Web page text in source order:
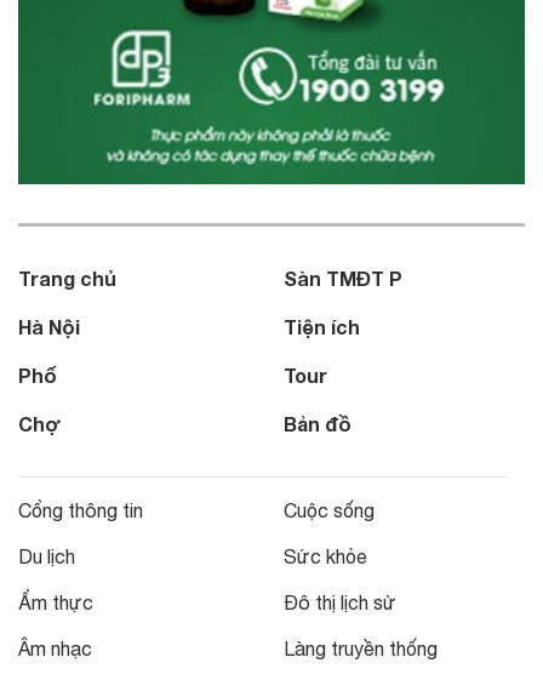
Trang chủ
Hà Nội
Phố
Chợ
Sàn TMĐT P
Tiện ích
Tour
Bản đồ
Cổng thông tin
Du lịch
Ẩm thực
Âm nhạc
Cuộc sống
Sức khỏe
Đô thị lịch sử
Làng truyền thống